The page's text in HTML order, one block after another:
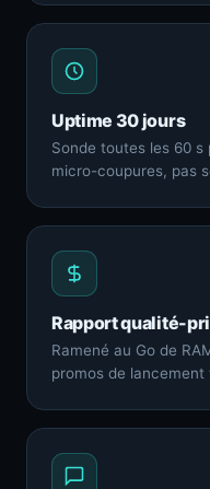
Uptime 30 jours
Sonde toutes les 60 s
micro-coupures, pas
Rapport qualité-
Ramené au Go de
promos de lancement